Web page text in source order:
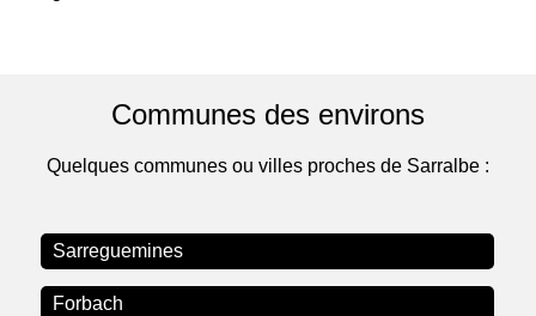
Communes des environs
Quelques communes ou villes proches de Sarralbe :
Sarreguemines
Forbach